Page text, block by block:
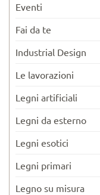
Eventi
Fai da te
Industrial Design
Le lavorazioni
Legni artificiali
Legni da esterno
Legni esotici
Legni primari
Legno su misura